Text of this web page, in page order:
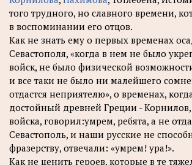
того трудного, но славного времени,
в воспоминании его отцов.
Как не знать ему о первых временах
Севастополя, «когда в нем не было
войск, не было физической
и все таки не было ни малейшего
отдастся неприятелю», о временах,
достойный древней Греции - Корнилов,
войска, говорил:умрем, ребята, а не
Севастополь, и наши русские не
фразерству, отвечали: «умрем! ура!».
Как не ценить героев, которые в те